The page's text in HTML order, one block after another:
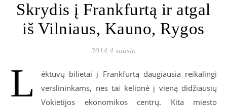
Skrydis į Frankfurtą ir atgal
iš Vilniaus, Kauno, Rygos
2014 4 sausio
L
ėktuvų bilietai į Frankfurtą daugiausia reikalingi
verslininkams, nes tai kelionė į vieną didžiausių
Vokietijos ekonomikos centrų. Kita miesto